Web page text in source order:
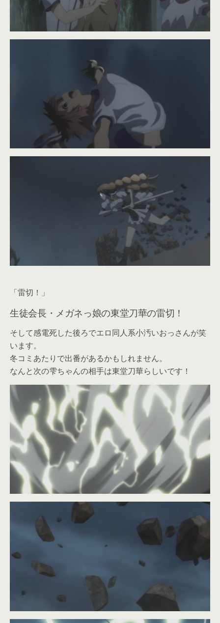
「雷切！」
生徒会長・メガネっ娘の東堂刀華の雷切！
そして感電死した後ろでエロ同人系小汚いおっさんが笑
います。
冬コミあたりで出番があるかもしれません。
なんと次の雫ちゃんの相手は東堂刀華らしいです！